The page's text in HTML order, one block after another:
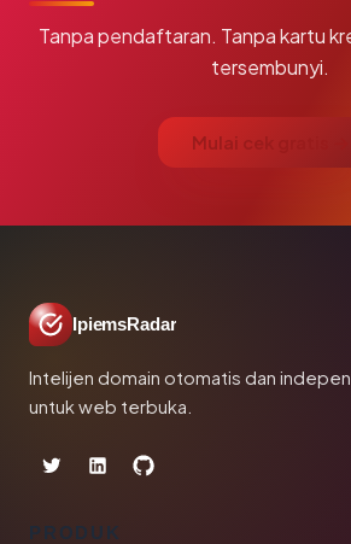
Tanpa pendaftaran. Tanpa kartu
tersembunyi.
Mulai cek gratis →
IpiemsRadar
Intelijen domain otomatis dan
untuk web terbuka.
PRODUK